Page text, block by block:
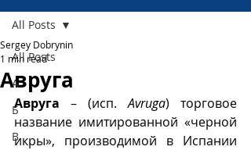
All Posts
А
Б
В
All Posts
Авруга
Sergey Dobrynin
1 min read
Авруга – (исп. Avruga) торговое
название имитированной «черной
икры», производимой в Испании